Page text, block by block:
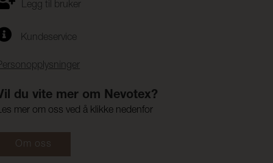
Legg til bruker
Kundeservice
du vite mer om Nevotex?
mer om oss ved å klikke nedenfor
Om oss